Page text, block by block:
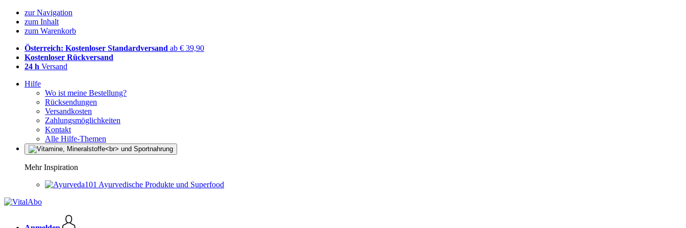
zur Navigation
zum Inhalt
zum Warenkorb
Österreich: Kostenloser Standardversand ab € 39,90
Kostenloser Rückversand
24 h Versand
Hilfe
Wo ist meine Bestellung?
Rücksendungen
Versandkosten
Zahlungsmöglichkeiten
Kontakt
Alle Hilfe-Themen
Mehr Inspiration
Ayurvedische Produkte und Superfood